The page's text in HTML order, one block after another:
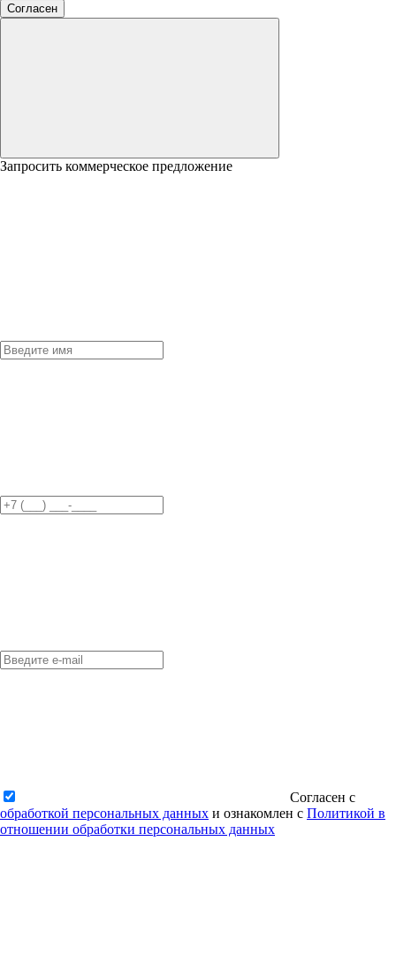
Согласен
Запросить коммерческое предложение
Согласен с
обработкой персональных данных и ознакомлен с Политикой в
отношении обработки персональных данных